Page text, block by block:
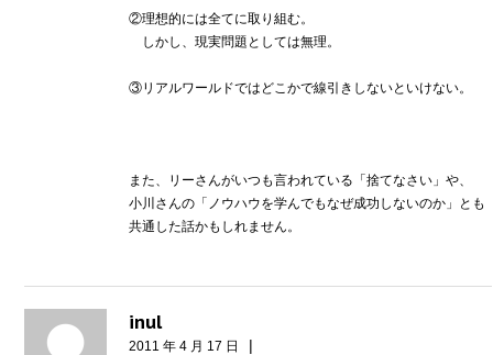
②理想的には全てに取り組む。
しかし、現実問題としては無理。
③リアルワールドではどこかで線引きしないといけない。
また、リーさんがいつも言われている「捨てなさい」や、
小川さんの「ノウハウを学んでもなぜ成功しないのか」とも
共通した話かもしれません。
inul
2011 年 4 月 17 日 |